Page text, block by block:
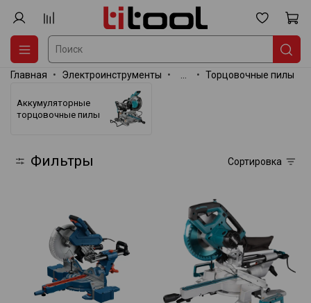
Главная Электроинструменты Торцовочные пилы
Аккумуляторные
торцовочные пилы
Фильтры Сортировка